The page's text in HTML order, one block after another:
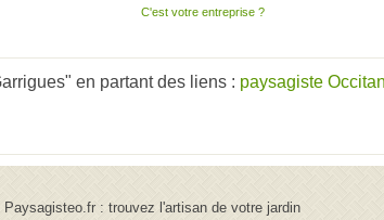
C'est votre entreprise ?
en partant des liens : paysagiste
Paysagisteo.fr : trouvez l'artisan de votre jardin